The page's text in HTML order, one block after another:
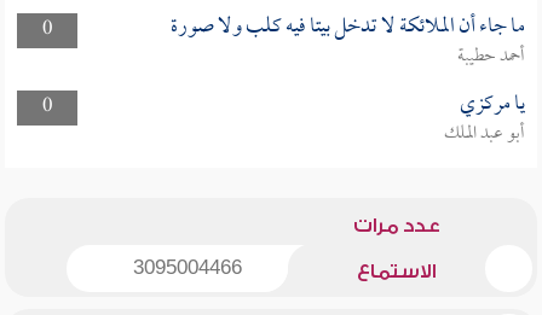
0
ما جاء أن الملائكة لا تدخل بيتا فيه كلب ولا صورة
أحمد حطيبة
0
يا مركزي
أبو عبد الملك
عدد مرات
الاستماع 3095004466